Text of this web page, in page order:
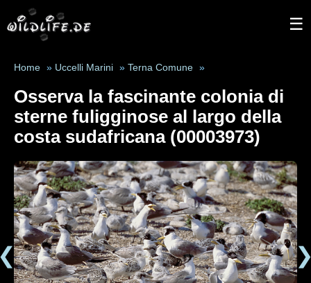
☰
Home » Uccelli Marini » Terna Comune »
Osserva la fascinante colonia di
sterne fuligginose al largo della
costa sudafricana (00003973)